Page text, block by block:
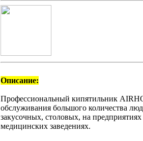
Описание:
Профессиональный кипятильник
обслуживания большого количества
закусочных, столовых, на
медицинских заведениях.